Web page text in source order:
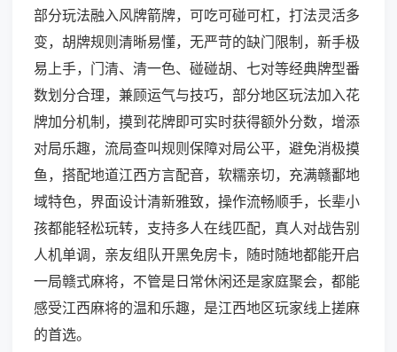
部分玩法融入风牌箭牌，可吃可碰可杠，打法灵活多
变，胡牌规则清晰易懂，无严苛的缺门限制，新手极
易上手，门清、清一色、碰碰胡、七对等经典牌型番
数划分合理，兼顾运气与技巧，部分地区玩法加入花
牌加分机制，摸到花牌即可实时获得额外分数，增添
对局乐趣，流局查叫规则保障对局公平，避免消极摸
鱼，搭配地道江西方言配音，软糯亲切，充满赣鄱地
域特色，界面设计清新雅致，操作流畅顺手，长辈小
孩都能轻松玩转，支持多人在线匹配，真人对战告别
人机单调，亲友组队开黑免房卡，随时随地都能开启
一局赣式麻将，不管是日常休闲还是家庭聚会，都能
感受江西麻将的温和乐趣，是江西地区玩家线上搓麻
的首选。